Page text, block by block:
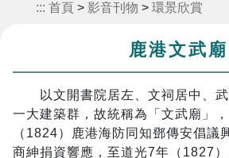
::: 首頁> 影音刊物 > 環景欣賞
鹿港文武廟
以文開書院居左、文祠居中、武
一大建築群，故統稱為「文武廟」
（1824）鹿港海防同知鄧傳安倡議
商紳捐資響應，至道光7年（1827）